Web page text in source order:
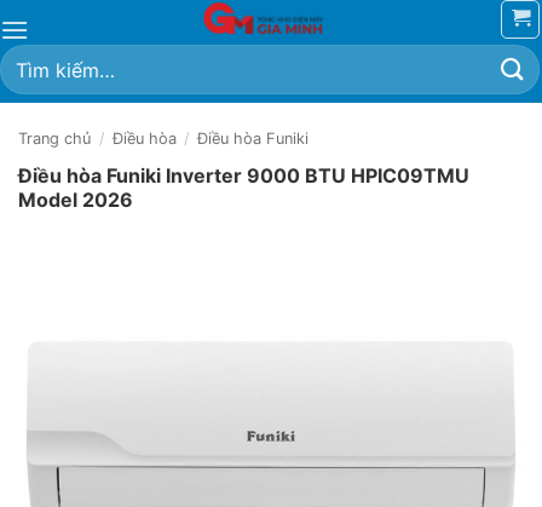
qua
nội
dung
Tìm
kiếm:
Trang chủ / Điều hòa / Điều hòa Funiki
Điều hòa Funiki Inverter 9000 BTU HPIC09TMU
Model 2026